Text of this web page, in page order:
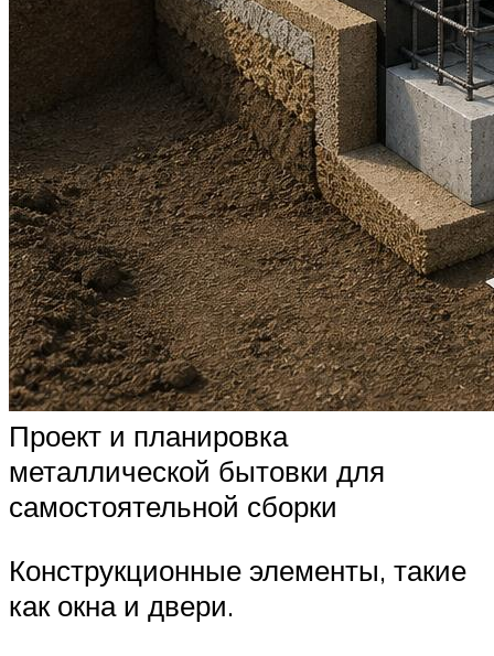
Проект и планировка
металлической бытовки для
самостоятельной сборки
Конструкционные элементы, такие
как окна и двери.